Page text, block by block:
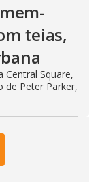
teias,
Central Square,
de Peter Parker,